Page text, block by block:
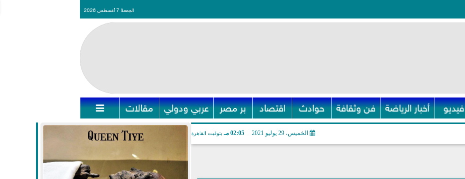
الجمعة 7 أغسطس 2026
فيديو أخبار الرياضة فن وثقافة حوادث اقتصاد بر مصر عربي ودولي مقالات 
الخميس، 29 يوليو 2021 02:05 مـ بتوقيت القاهرة